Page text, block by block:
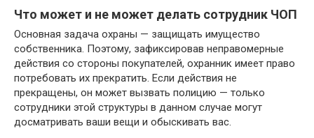
Что может и не может делать сотрудник ЧОП
Основная задача охраны — защищать имущество
собственника. Поэтому, зафиксировав неправомерные
действия со стороны покупателей, охранник имеет право
потребовать их прекратить. Если действия не
прекращены, он может вызвать полицию — только
сотрудники этой структуры в данном случае могут
досматривать ваши вещи и обыскивать вас.